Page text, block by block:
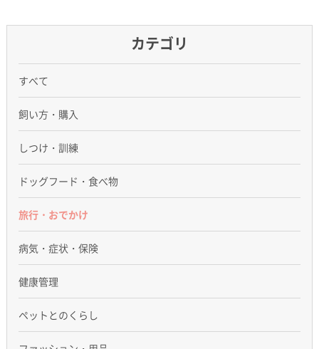
カテゴリ
すべて
飼い方・購入
しつけ・訓練
ドッグフード・食べ物
旅行・おでかけ
病気・症状・保険
健康管理
ペットとのくらし